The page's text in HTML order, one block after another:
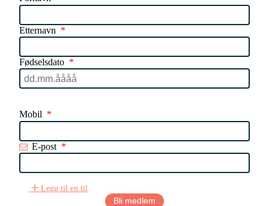
Etternavn *
Fødselsdato *
Mobil *
E-post *
Legg til en til